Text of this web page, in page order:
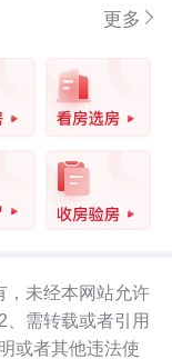
更多
，未经本网站允许
需转载或者引用
或者其他违法使